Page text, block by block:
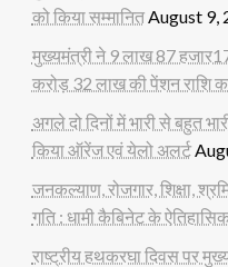
को किया सम्मानित August 9,
मुख्यमंत्री ने 9 लाख 87
करोड़ 32 लाख की पेंशन राशि
अगले दो दिनों में भारी से बहुत
किया ऑरेंज एवं येलो अलर्ट
जनकल्याण, रोजगार, शिक्षा,
गति : धामी कैबिनेट के
राष्ट्रीय हथकरघा दिवस पर